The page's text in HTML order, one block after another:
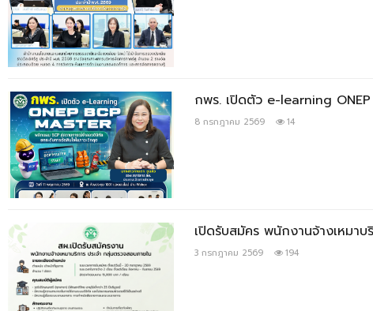
กพร. เปิดตัว e-learning
8 กรกฎาคม 2569 14
เปิดรับสมัคร พนักงานจ้างเหมา
3 กรกฎาคม 2569 194